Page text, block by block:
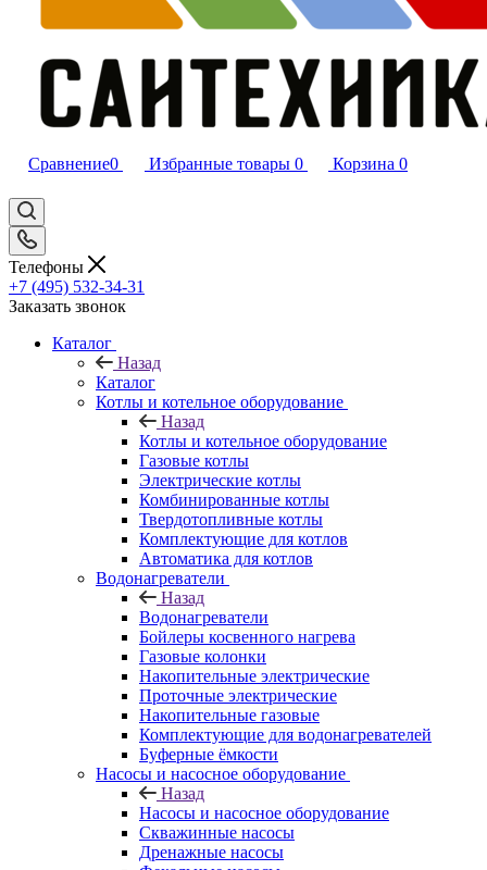
Сравнение0 Избранные товары 0 Корзина 0
Телефоны
+7 (495) 532‑34‑31
Заказать звонок
Каталог
Назад
Каталог
Котлы и котельное оборудование
Назад
Котлы и котельное оборудование
Газовые котлы
Электрические котлы
Комбинированные котлы
Твердотопливные котлы
Комплектующие для котлов
Автоматика для котлов
Водонагреватели
Назад
Водонагреватели
Бойлеры косвенного нагрева
Газовые колонки
Накопительные электрические
Проточные электрические
Накопительные газовые
Комплектующие для водонагревателей
Буферные ёмкости
Насосы и насосное оборудование
Назад
Насосы и насосное оборудование
Скважинные насосы
Дренажные насосы